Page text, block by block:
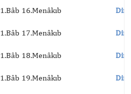
1.Bâb 16.Menâkıb
1.Bâb 17.Menâkıb
1.Bâb 18.Menâkıb
1.Bâb 19.Menâkıb